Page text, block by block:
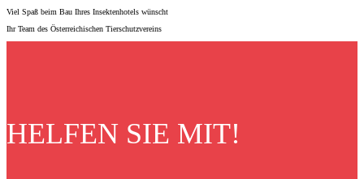
Viel Spaß beim Bau Ihres Insektenhotels wünscht
Ihr Team des Österreichischen Tierschutzvereins
HELFEN SIE MIT!